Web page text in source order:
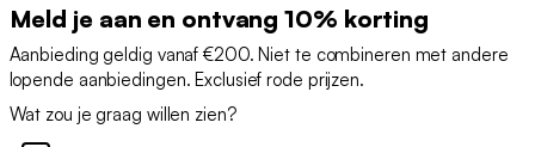
Meld je aan en ontvang 10% korting
Aanbieding geldig vanaf €200. Niet te combineren met andere
lopende aanbiedingen. Exclusief rode prijzen.
Wat zou je graag willen zien?